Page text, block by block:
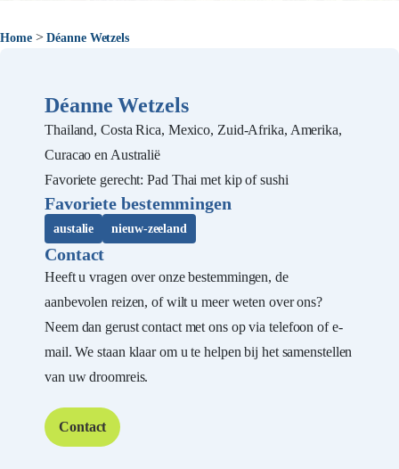
Home>Déanne Wetzels
Déanne Wetzels
Thailand, Costa Rica, Mexico, Zuid-Afrika, Amerika,
Curacao en Australië
Favoriete gerecht: Pad Thai met kip of sushi
Favoriete bestemmingen
austalie nieuw-zeeland
Contact
Heeft u vragen over onze bestemmingen, de
aanbevolen reizen, of wilt u meer weten over ons?
Neem dan gerust contact met ons op via telefoon of e-
mail. We staan klaar om u te helpen bij het samenstellen
van uw droomreis.
Contact